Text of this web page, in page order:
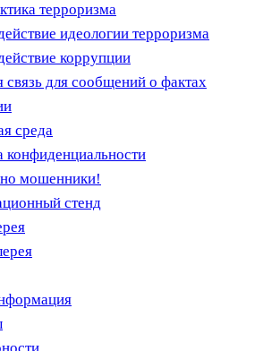
терроризма
идеологии терроризма
коррупции
связь для сообщений о фактах
среда
конфиденциальности
мошенники!
стенд